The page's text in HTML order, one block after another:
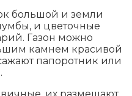
большой и земли
и цветочные
Газон можно
камнем красивой
папоротник или